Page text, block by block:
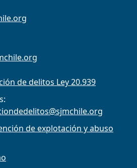
de delitos Ley 20.939
de explotación y abuso